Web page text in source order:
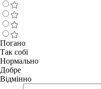
Погано
Так собі
Нормально
Добре
Відмінно